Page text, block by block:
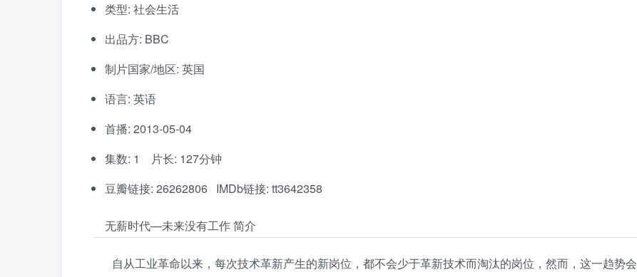
类型: 社会生活
出品方: BBC
制片国家/地区: 英国
语言: 英语
首播: 2013-05-04
集数: 1 片长: 127分钟
豆瓣链接: 26262806 IMDb链接: tt3642358
无薪时代—未来没有工作 简介
自从工业革命以来，每次技术革新产生的新岗位，都不会少于革新技术而淘汰的岗位，然而，这一趋势会